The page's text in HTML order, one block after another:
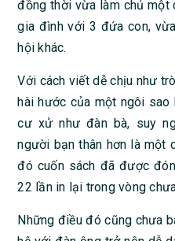
đồng thời vừa làm chủ một
gia đình với 3 đứa con,
hội khác.
Với cách viết dễ chịu như
hài hước của một ngôi sao
cư xử như đàn bà, suy
người bạn thân hơn là một
đó cuốn sách đã được
22 lần in lại trong vòng
Những điều đó cũng chưa